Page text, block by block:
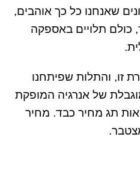
שאנחנו כל כך אוהבים,
כולם תלויים באספקה
זו, והתלות שפיתחנו
של אנרגיה המופקת
תג מחיר כבד. מחיר